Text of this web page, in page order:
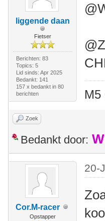
liggende daan
Fietser
Berichten: 83
Topics: 5
Lid sinds: Apr 2025
Bedankt: 141
157 x bedankt in 80
berichten
Zoek
Bedankt door:
Cor.M-racer
Opstapper
20-